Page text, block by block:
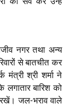
नगर तथा अन्य
से बातचीत कर
मंत्री श्री शर्मा ने
बारिश को
जल-भराव वाले